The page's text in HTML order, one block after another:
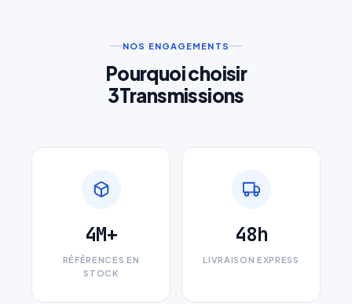
NOS ENGAGEMENTS
Pourquoi choisir
3Transmissions
4M+
RÉFÉRENCES EN
STOCK
48h
LIVRAISON EXPRESS